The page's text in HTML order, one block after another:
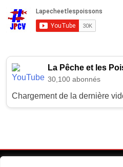
La Pêche et les
30,100 abonnés
Chargement de la dernière